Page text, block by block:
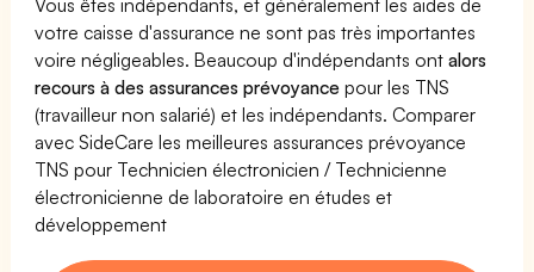
votre caisse d'assurance ne sont pas très importantes
voire négligeables. Beaucoup d'indépendants ontalors
recours à des assurances prévoyance pour les TNS
(travailleur non salarié) et les indépendants. Comparer
avec SideCare les meilleures assurances prévoyance
TNS pour Technicien électronicien / Technicienne
électronicienne de laboratoire en études et
développement